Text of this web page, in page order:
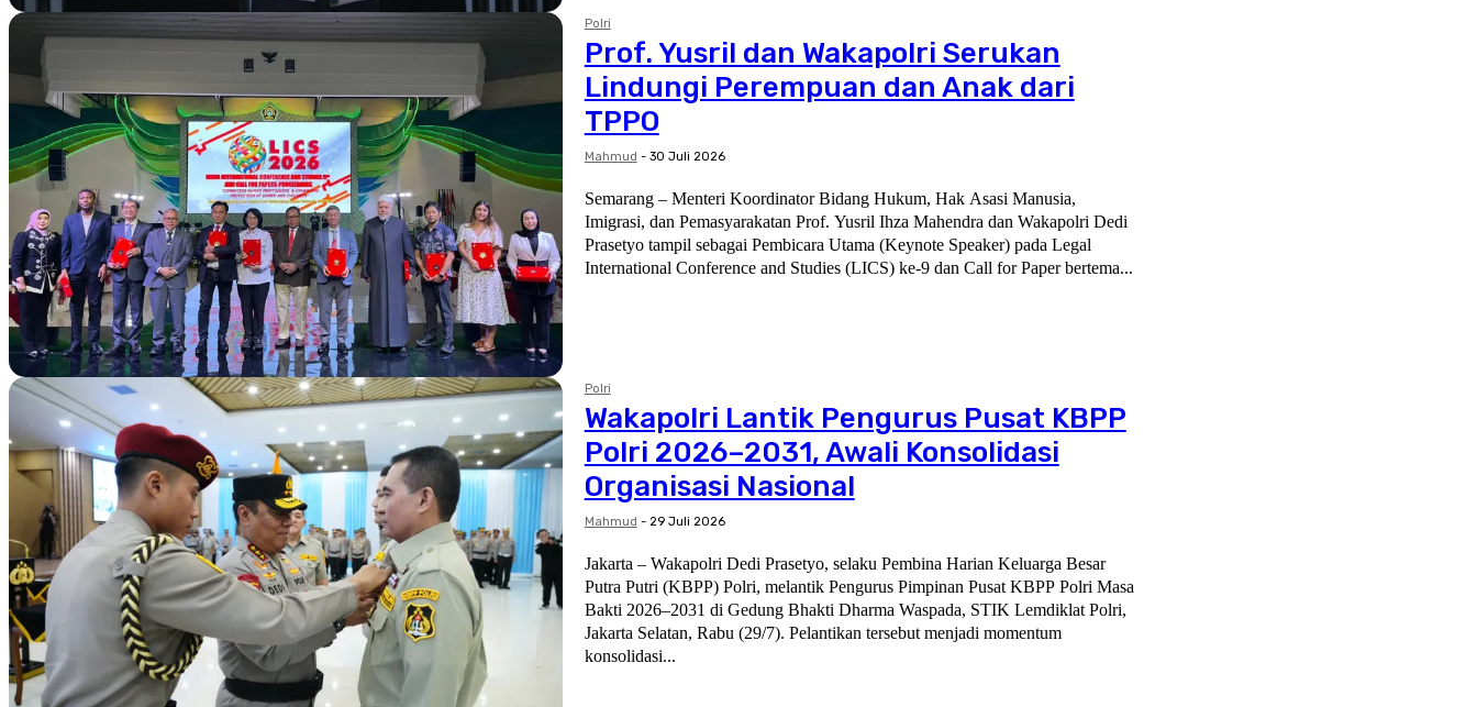
Polri
Prof. Yusril dan Wakapolri Serukan
Lindungi Perempuan dan Anak dari
TPPO
Mahmud - 30 Juli 2026
Semarang – Menteri Koordinator Bidang Hukum, Hak Asasi Manusia,
Imigrasi, dan Pemasyarakatan Prof. Yusril Ihza Mahendra dan Wakapolri Dedi
Prasetyo tampil sebagai Pembicara Utama (Keynote Speaker) pada Legal
International Conference and Studies (LICS) ke-9 dan Call for Paper bertema...
Polri
Wakapolri Lantik Pengurus Pusat KBPP
Polri 2026–2031, Awali Konsolidasi
Organisasi Nasional
Mahmud - 29 Juli 2026
Jakarta – Wakapolri Dedi Prasetyo, selaku Pembina Harian Keluarga Besar
Putra Putri (KBPP) Polri, melantik Pengurus Pimpinan Pusat KBPP Polri Masa
Bakti 2026–2031 di Gedung Bhakti Dharma Waspada, STIK Lemdiklat Polri,
Jakarta Selatan, Rabu (29/7). Pelantikan tersebut menjadi momentum
konsolidasi...